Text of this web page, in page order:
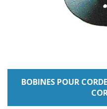
BOBINES POUR